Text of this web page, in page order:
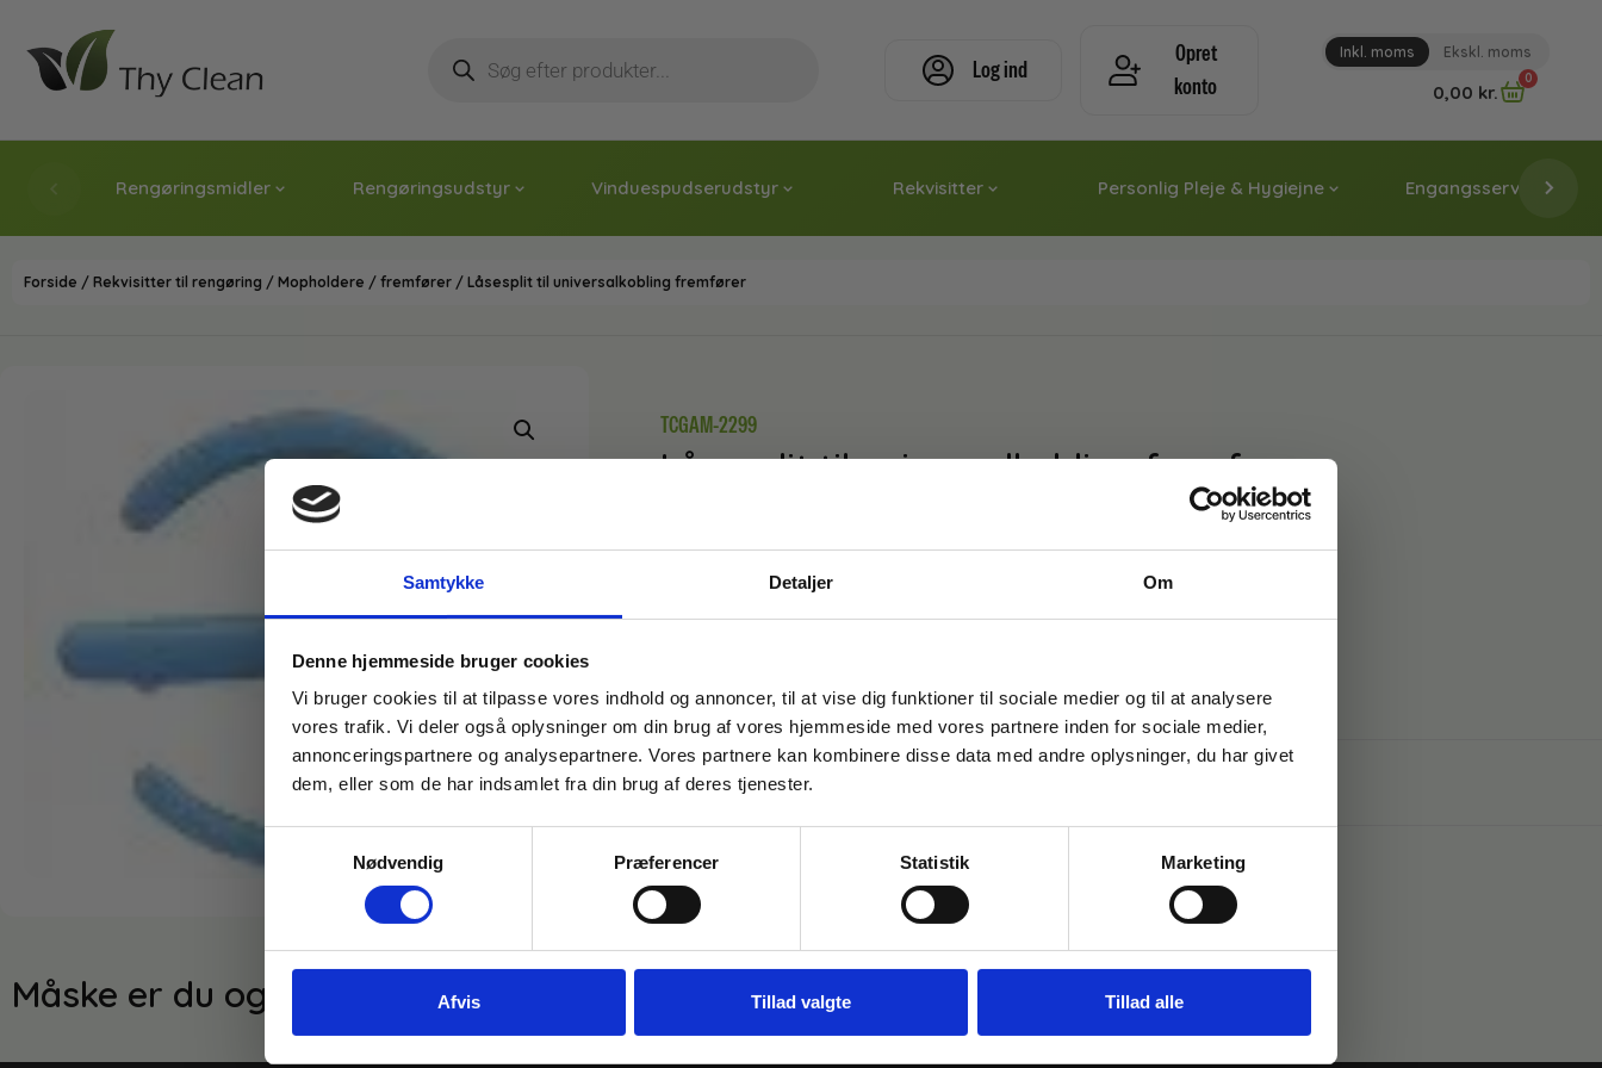
Samtykke Detaljer Om
Denne hjemmeside bruger cookies
Vi bruger cookies til at tilpasse vores indhold og annoncer, til at vise dig funktioner til sociale medier og til at analysere
vores trafik. Vi deler også oplysninger om din brug af vores hjemmeside med vores partnere inden for sociale medier,
annonceringspartnere og analysepartnere. Vores partnere kan kombinere disse data med andre oplysninger, du har givet
dem, eller som de har indsamlet fra din brug af deres tjenester.
Nødvendig
Præferencer Statistik Marketing
Afvis Tillad valgte Tillad alle
Log ind
Opret
konto
Inkl. moms Ekskl. moms
0,00 kr.
0
Rengøringsmidler Rengøringsudstyr Vinduespudserudstyr Rekvisitter Personlig Pleje & Hygiejne Engangsservice &
Forside / Rekvisitter til rengøring / Mopholdere / fremfører / Låsesplit til universalkobling fremfører
TCGAM-2299
Låsesplit til universalkobling fremfører
29,95kr. ekskl. moms
Låsesplit til universalkobling på fremførere
Lagervare til omgående levering
Måske er du også interesseret i følgende produkter:
Gem den, før den forsvinder!
Email